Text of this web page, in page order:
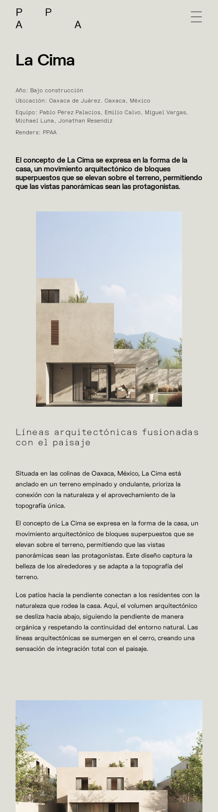
La Cima
Año: Bajo construcción
Ubicación: Oaxaca de Juárez. Oaxaca, México
Equipo: Pablo Pérez Palacios, Emilio Calvo, Miguel Vargas,
Michael Luna, Jonathan Resendiz
Renders: PPAA
El concepto de La Cima se expresa en la forma de la
casa, un movimiento arquitectónico de bloques
superpuestos que se elevan sobre el terreno, permitiendo
que las vistas panorámicas sean las protagonistas.
Líneas arquitectónicas fusionadas
con el paisaje
Situada en las colinas de Oaxaca, México, La Cima está
anclado en un terreno empinado y ondulante, prioriza la
conexión con la naturaleza y el aprovechamiento de la
topografía única.
El concepto de La Cima se expresa en la forma de la casa, un
movimiento arquitectónico de bloques superpuestos que se
elevan sobre el terreno, permitiendo que las vistas
panorámicas sean las protagonistas. Este diseño captura la
belleza de los alrededores y se adapta a la topografía del
terreno.
Los patios hacia la pendiente conectan a los residentes con la
naturaleza que rodea la casa. Aquí, el volumen arquitectónico
se desliza hacia abajo, siguiendo la pendiente de manera
orgánica y respetando la continuidad del entorno natural. Las
líneas arquitectónicas se sumergen en el cerro, creando una
sensación de integración total con el paisaje.